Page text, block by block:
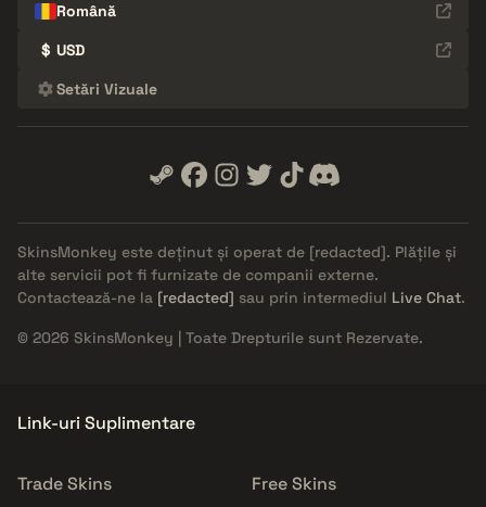
Română
$ USD
Setări Vizuale
SkinsMonkey este deținut și operat de [redacted]. Plățile și
alte servicii pot fi furnizate de companii externe.
Contactează-ne la [redacted] sau prin intermediul Live Chat.
© 2026 SkinsMonkey | Toate Drepturile sunt Rezervate.
Link-uri Suplimentare
Trade Skins
Free Skins